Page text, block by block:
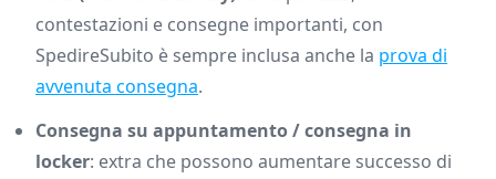
contestazioni e consegne importanti, con
SpedireSubito è sempre inclusa anche la prova di
avvenuta consegna.
Consegna su appuntamento / consegna in
locker: extra che possono aumentare successo di